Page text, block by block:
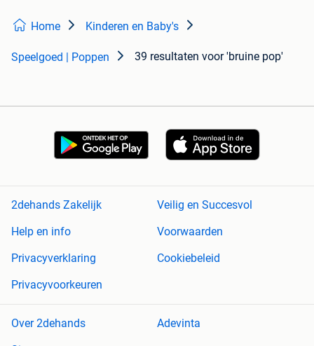
Home Kinderen en Baby's
Speelgoed | Poppen 39 resultaten voor 'bruine pop'
2dehands Zakelijk
Veilig en Succesvol
Help en info
Voorwaarden
Privacyverklaring
Cookiebeleid
Privacyvoorkeuren
Over 2dehands
Adevinta